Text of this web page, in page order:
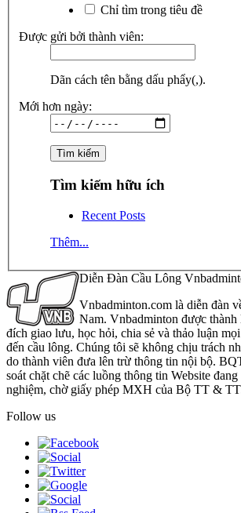
Chỉ tìm trong tiêu đề
Được gửi bởi thành viên:
Dãn cách tên bằng dấu phẩy(,).
Mới hơn ngày:
Tìm kiếm hữu ích
Recent Posts
Thêm...
Diễn Đàn Cầu Lông
Vnbadminton.com là diễn đàn
Nam. Vnbadminton được
đích giao lưu, học hỏi, chia sẻ và thảo luận
đến cầu lông. Chúng tôi sẽ không chịu trách
do thành viên đưa lên trừ thông tin nội bộ.
soát chặt chẽ các luồng thông tin Website
nghiệm, chờ giấy phép MXH của Bộ TT &
Follow us